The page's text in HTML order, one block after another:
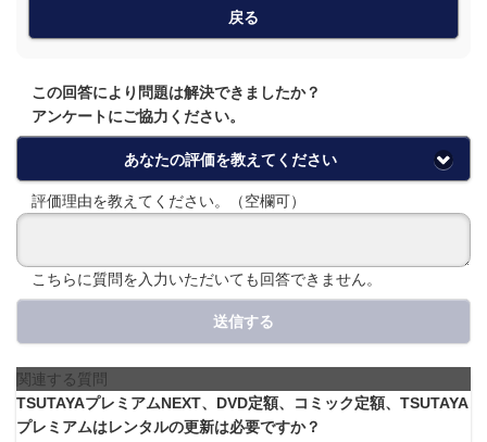
戻る
この回答により問題は解決できましたか？
アンケートにご協力ください。
あなたの評価を教えてください
評価理由を教えてください。（空欄可）
こちらに質問を入力いただいても回答できません。
送信する
関連する質問
TSUTAYAプレミアムNEXT、DVD定額、コミック定額、TSUTAYA
プレミアムはレンタルの更新は必要ですか？